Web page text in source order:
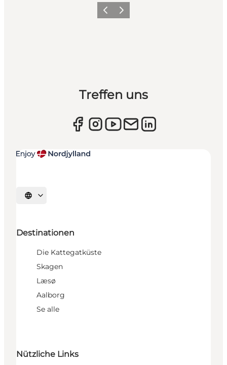
ZurückWeiter
Treffen uns
Sprache auswählen
Destinationen
Die Kattegatküste
Skagen
Læsø
Aalborg
Se alle
Nützliche Links